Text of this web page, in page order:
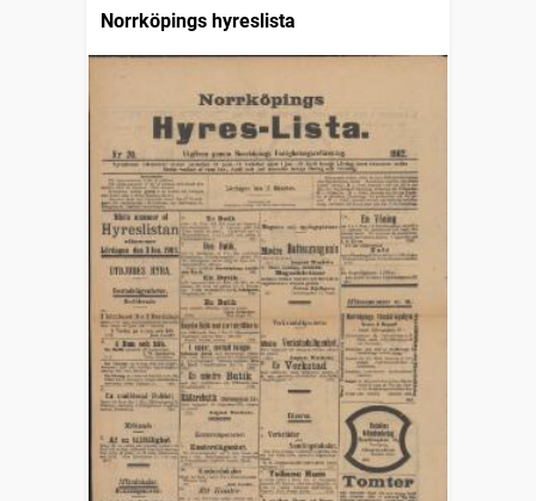
Norrköpings hyreslista